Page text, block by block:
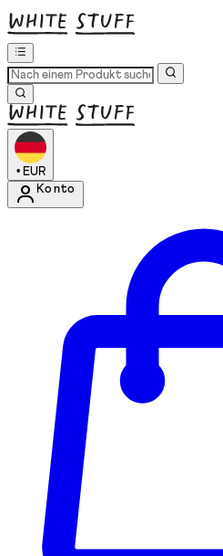
• EUR
Konto